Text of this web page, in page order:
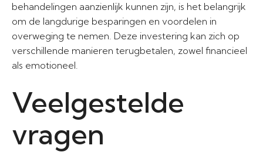
behandelingen aanzienlijk kunnen zijn, is het belangrijk
om de langdurige besparingen en voordelen in
overweging te nemen. Deze investering kan zich op
verschillende manieren terugbetalen, zowel financieel
als emotioneel.
Veelgestelde
vragen